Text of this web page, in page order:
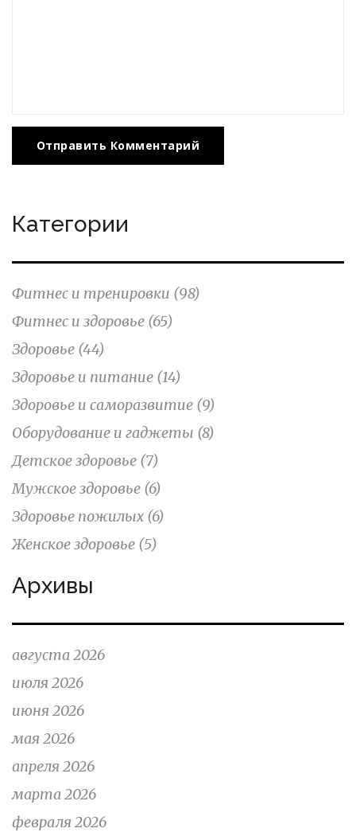
Отправить Комментарий
Категории
Фитнес и тренировки (98)
Фитнес и здоровье (65)
Здоровье (44)
Здоровье и питание (14)
Здоровье и саморазвитие (9)
Оборудование и гаджеты (8)
Детское здоровье (7)
Мужское здоровье (6)
Здоровье пожилых (6)
Женское здоровье (5)
Архивы
августа 2026
июля 2026
июня 2026
мая 2026
апреля 2026
марта 2026
февраля 2026